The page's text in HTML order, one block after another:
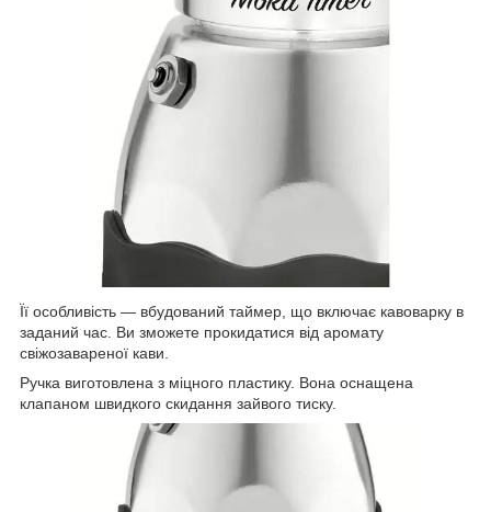
Її особливість — вбудований таймер, що включає кавоварку в
заданий час. Ви зможете прокидатися від аромату
свіжозавареної кави.
Ручка виготовлена з міцного пластику. Вона оснащена
клапаном швидкого скидання зайвого тиску.